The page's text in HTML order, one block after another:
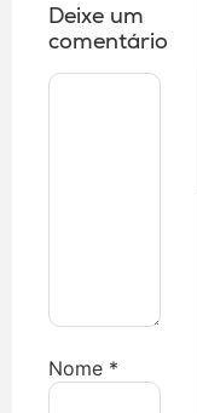
Deixe um
comentário
Nome *